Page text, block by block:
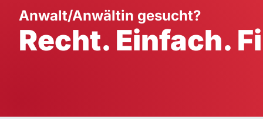
Ausbildung
Handwerk
Dienstleistung
Anwalt/Anwältin gesucht?
Recht. Einfach.